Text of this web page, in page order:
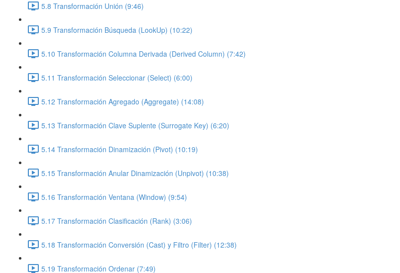
5.8 Transformación Unión (9:46)
5.9 Transformación Búsqueda (LookUp) (10:22)
5.10 Transformación Columna Derivada (Derived Column) (7:42)
5.11 Transformación Seleccionar (Select) (6:00)
5.12 Transformación Agregado (Aggregate) (14:08)
5.13 Transformación Clave Suplente (Surrogate Key) (6:20)
5.14 Transformación Dinamización (Pivot) (10:19)
5.15 Transformación Anular Dinamización (Unpivot) (10:38)
5.16 Transformación Ventana (Window) (9:54)
5.17 Transformación Clasificación (Rank) (3:06)
5.18 Transformación Conversión (Cast) y Filtro (Filter) (12:38)
5.19 Transformación Ordenar (7:49)